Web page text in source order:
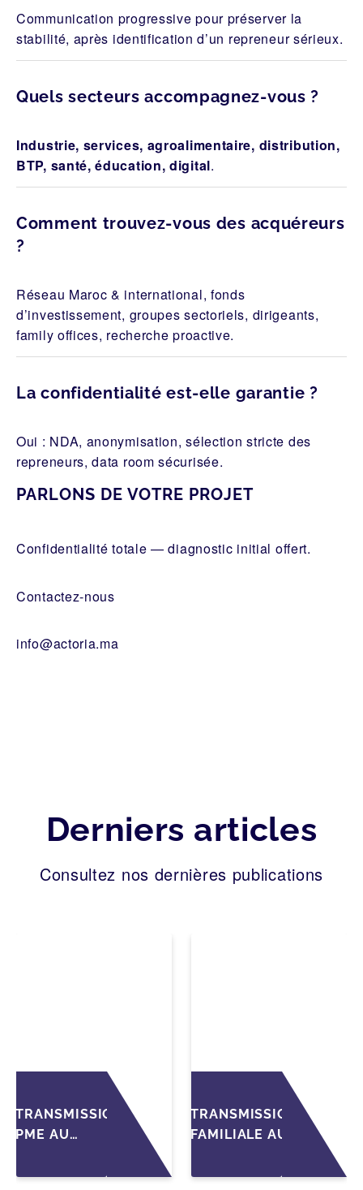
Communication progressive pour préserver la
stabilité, après identification d’un repreneur sérieux.
Quels secteurs accompagnez-vous ?
Industrie, services, agroalimentaire, distribution,
BTP, santé, éducation, digital.
Comment trouvez-vous des acquéreurs
?
Réseau Maroc & international, fonds
d’investissement, groupes sectoriels, dirigeants,
family offices, recherche proactive.
La confidentialité est-elle garantie ?
Oui : NDA, anonymisation, sélection stricte des
repreneurs, data room sécurisée.
PARLONS DE VOTRE PROJET
Confidentialité totale — diagnostic initial offert.
Contactez-nous
info@actoria.ma
Derniers articles
Consultez nos dernières publications
TRANSMISSION
PME AU
PRÉPARATIONS
TRANSMISSION
FAMILIALE AU
ANTICIPER LA